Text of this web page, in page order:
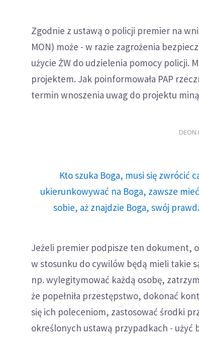
Zgodnie z ustawą o policji premier na
MON) może - w razie zagrożenia
użycie ŻW do udzielenia pomocy policji.
projektem. Jak poinformowała PAP
termin wnoszenia uwag do projektu
Kto szuka Boga, musi się zwrócić
ukierunkowywać na Boga, zawsze
sobie, aż znajdzie Boga, swój
Jeżeli premier podpisze ten dokument,
w stosunku do cywilów będą mieli takie
np. wylegitymować każdą osobę,
że popełniła przestępstwo, dokonać
się ich poleceniom, zastosować środki
określonych ustawą przypadkach - użyć